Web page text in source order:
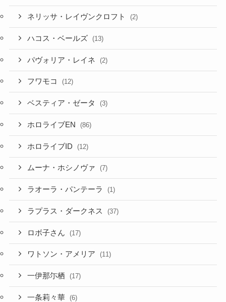
ネリッサ・レイヴンクロフト (2)
ハコス・ベールズ (13)
パヴォリア・レイネ (2)
フワモコ (12)
ベスティア・ゼータ (3)
ホロライブEN (86)
ホロライブID (12)
ムーナ・ホシノヴァ (7)
ラオーラ・パンテーラ (1)
ラプラス・ダークネス (37)
ロボ子さん (17)
ワトソン・アメリア (11)
一伊那尓栖 (17)
一条莉々華 (6)